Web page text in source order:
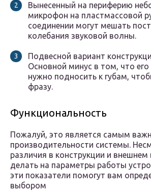
Вынесенный на периферию
микрофон на пластмассовой
соединении могут мешать
колебания звуковой волны.
Подвесной вариант
Основной минус в том, что
нужно подносить к губам,
фразу.
Функциональность
Пожалуй, это является самым
производительности системы.
различия в конструкции и внешнем
делать на параметры работы
эти показатели помогут вам
выбором